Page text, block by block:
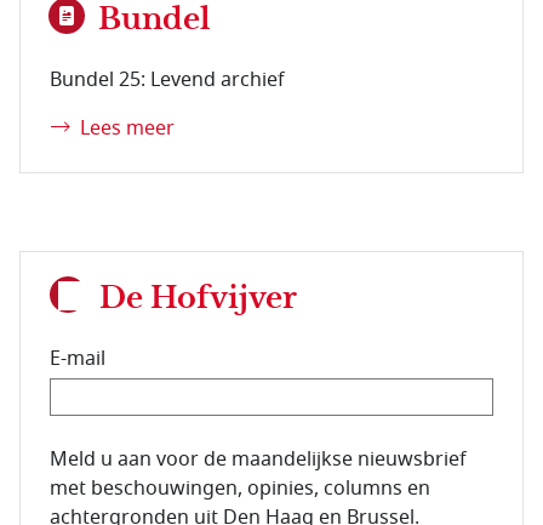
Bundel
Bundel 25: Levend archief
Lees meer
De Hofvijver
E-mail
E-mailadres van de abonnee.
Meld u aan voor de maandelijkse nieuwsbrief
met beschouwingen, opinies, columns en
achtergronden uit Den Haag en Brussel.